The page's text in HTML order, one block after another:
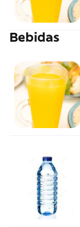
Bebidas